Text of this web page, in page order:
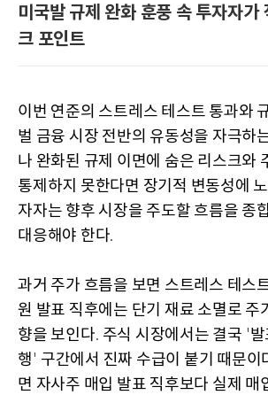
미국발 규제 완화 훈풍 속 투자자가
크 포인트
이번 연준의 스트레스 테스트 통과와
벌 금융 시장 전반의 유동성을 자극하
나 완화된 규제 이면에 숨은 리스크와
통제하지 못한다면 장기적 변동성에
자자는 향후 시장을 주도할 흐름을 종
대응해야 한다.
과거 주가 흐름을 보면 스트레스 테스
원 발표 직후에는 단기 재료 소멸로 주
향을 보인다. 주식 시장에서는 결국 '
행' 구간에서 진짜 수급이 붙기 때문이
면 자사주 매입 발표 직후보다 실제 매